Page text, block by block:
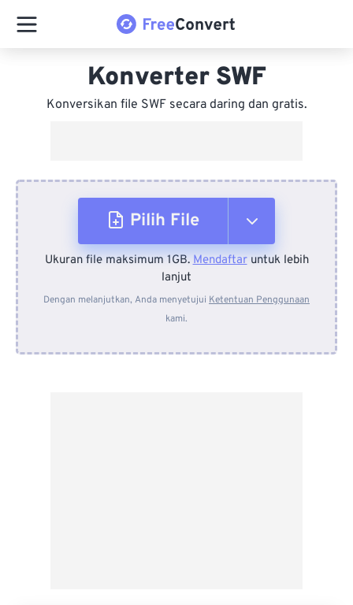
Konverter SWF
Konversikan file SWF secara daring dan gratis.
Pilih File
Dari Perangkat
Dari Dropbox
Ukuran file maksimum 1GB.Mendaftaruntuk lebih
lanjut
Dengan melanjutkan, Anda menyetujui Ketentuan Penggunaan
kami.